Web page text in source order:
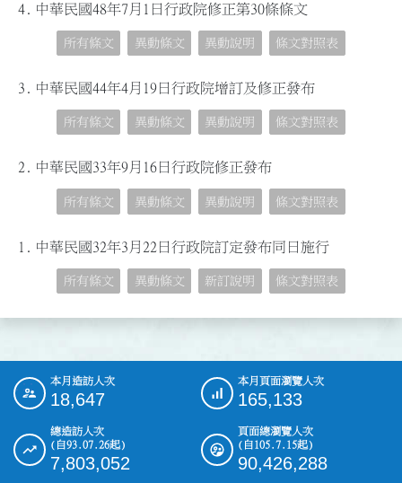
4. 中華民國48年7月1日行政院修正第30條條文
所有條文 異動條文 異動說明 條文對照表
3. 中華民國44年4月19日行政院增訂及修正發布
所有條文 異動條文 異動說明 條文對照表
2. 中華民國33年9月16日行政院修正發布
所有條文 異動條文 異動說明 條文對照表
1. 中華民國32年3月22日行政院訂定發布同日施行
所有條文 異動條文 新訂說明 條文對照表
::: 本月造訪人次
18,647
本月頁面瀏覽人次
165,133
總造訪人次
(自93.07.26起)
7,803,052
頁面總瀏覽人次
(自105.7.15起)
90,426,288